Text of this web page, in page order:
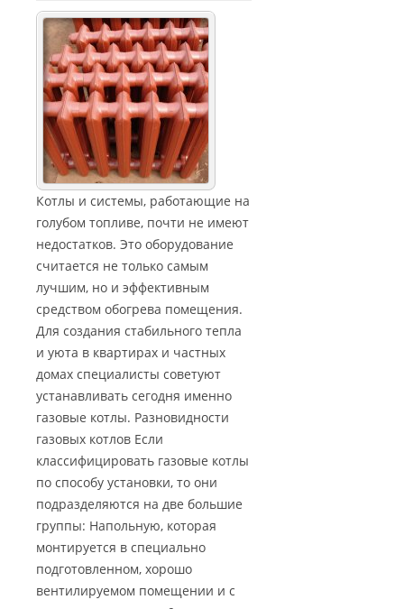
Котлы и системы, работающие на
голубом топливе, почти не имеют
недостатков. Это оборудование
считается не только самым
лучшим, но и эффективным
средством обогрева помещения.
Для создания стабильного тепла
и уюта в квартирах и частных
домах специалисты советуют
устанавливать сегодня именно
газовые котлы. Разновидности
газовых котлов Если
классифицировать газовые котлы
по способу установки, то они
подразделяются на две большие
группы: Напольную, которая
монтируется в специально
подготовленном, хорошо
вентилируемом помещении и с